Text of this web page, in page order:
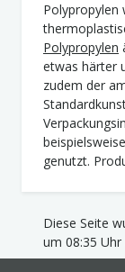
Polypropylen
Polypropylen
etwas härter
zudem der
genutzt.
Diese Seite
um 08:35